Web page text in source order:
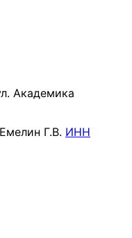
Академика
Г.В. ИНН